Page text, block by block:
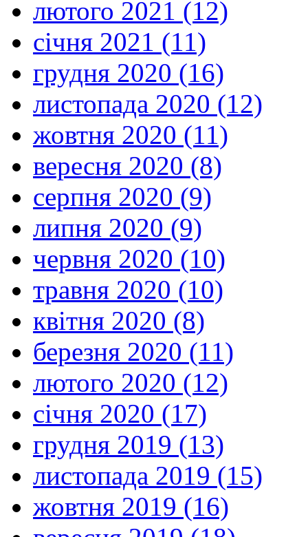
лютого 2021 (12)
січня 2021 (11)
грудня 2020 (16)
листопада 2020 (12)
жовтня 2020 (11)
вересня 2020 (8)
серпня 2020 (9)
липня 2020 (9)
червня 2020 (10)
травня 2020 (10)
квітня 2020 (8)
березня 2020 (11)
лютого 2020 (12)
січня 2020 (17)
грудня 2019 (13)
листопада 2019 (15)
жовтня 2019 (16)